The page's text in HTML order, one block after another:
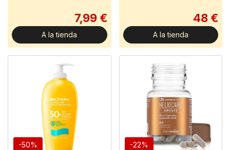
7,99 €
A la tienda
48 €
A la tienda
-50% -22%